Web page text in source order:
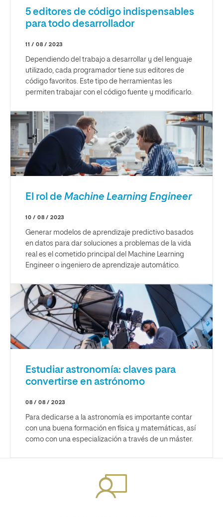
5 editores de código indispensables
para todo desarrollador
11 / 08 / 2023
Dependiendo del trabajo a desarrollar y del lenguaje
utilizado, cada programador tiene sus editores de
código favoritos. Este tipo de herramientas les
permiten trabajar con el código fuente y modificarlo.
El rol de Machine Learning Engineer
10 / 08 / 2023
Generar modelos de aprendizaje predictivo basados
en datos para dar soluciones a problemas de la vida
real es el cometido principal del Machine Learning
Engineer o ingeniero de aprendizaje automático.
Estudiar astronomía: claves para
convertirse en astrónomo
08 / 08 / 2023
Para dedicarse a la astronomía es importante contar
con una buena formación en física y matemáticas, así
como con una especialización a través de un máster.